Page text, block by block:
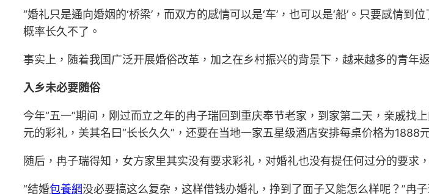
“婚礼只是通向婚姻的‘桥梁’，而双方的感情可以是‘车’，也可以是‘船’。只要感情
概率长久不了。
事实上，随着我国广泛开展婚俗改革，加之在乡村振兴的背景下，越来越多的青年
入乡未必要随俗
今年“五一”期间，刚过而立之年的冉子瑞回到重庆奉节老家，到家第二天，亲戚
元的彩礼，美其名曰“长长久久”，还要在当地一家五星级酒店安排每桌价格为
随后，冉子瑞得知，女方家里其实没有要求彩礼，对婚礼也没有提任何过分的要求
“结婚包養網没必要搞这么复杂，这样借钱办婚礼，挣到了面子又能怎么样呢？”冉